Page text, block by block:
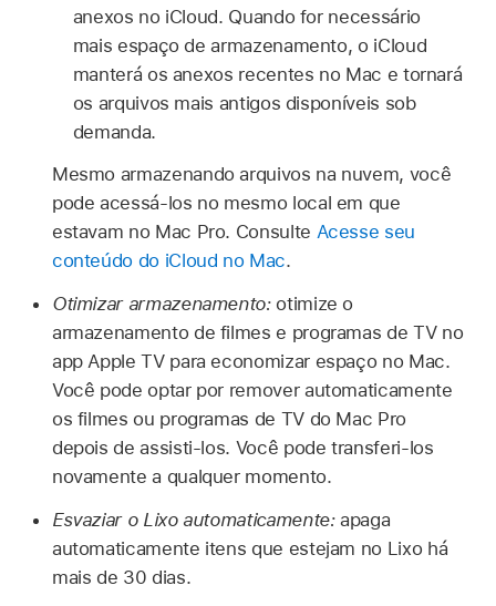
anexos no iCloud. Quando for necessário
mais espaço de armazenamento, o iCloud
manterá os anexos recentes no Mac e tornará
os arquivos mais antigos disponíveis sob
demanda.
Mesmo armazenando arquivos na nuvem, você
pode acessá-los no mesmo local em que
estavam no Mac Pro. Consulte Acesse seu
conteúdo do iCloud no Mac.
Otimizar armazenamento:otimize o
armazenamento de filmes e programas de TV no
app Apple TV para economizar espaço no Mac.
Você pode optar por remover automaticamente
os filmes ou programas de TV do Mac Pro
depois de assisti-los. Você pode transferi-los
novamente a qualquer momento.
Esvaziar o Lixo automaticamente:apaga
automaticamente itens que estejam no Lixo há
mais de 30 dias.